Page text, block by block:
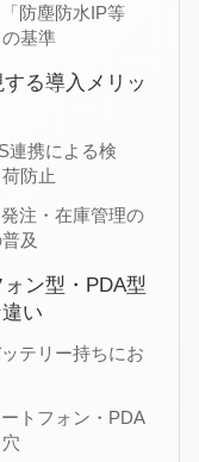
防塵防水IP等
基準
る導入メリッ
連携による検
防止
注・在庫管理の
及
ン型・PDA型
い
テリー持ちにお
トフォン・PDA